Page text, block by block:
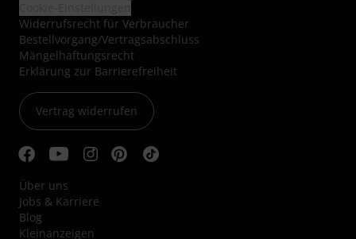
Widerrufsrecht für Verbraucher
Bestellvorgang/Vertragsabschluss
Mängelhaftungsrecht
Erklärung zur Barrierefreiheit
Vertrag widerrufen
Über uns
Jobs & Karriere
Blog
Kleinanzeigen